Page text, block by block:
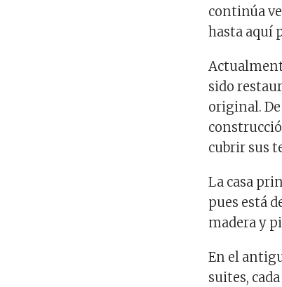
continúa
hasta aquí
sido
original.
cubrir sus
La casa
pues está
madera y
En el
suites,